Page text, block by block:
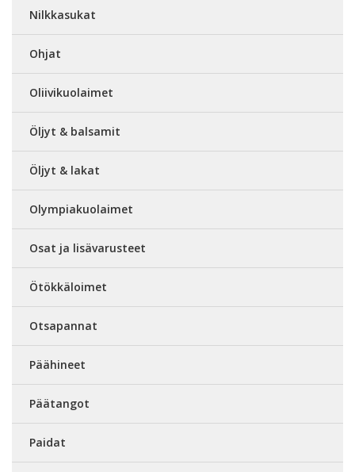
Nilkkasukat
Ohjat
Oliivikuolaimet
Öljyt & balsamit
Öljyt & lakat
Olympiakuolaimet
Osat ja lisävarusteet
Ötökkäloimet
Otsapannat
Päähineet
Päätangot
Paidat